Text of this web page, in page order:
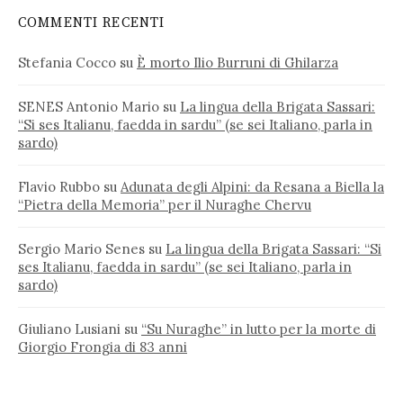
COMMENTI RECENTI
Stefania Cocco su È morto Ilio Burruni di Ghilarza
SENES Antonio Mario su La lingua della Brigata Sassari:
“Si ses Italianu, faedda in sardu” (se sei Italiano, parla in
sardo)
Flavio Rubbo su Adunata degli Alpini: da Resana a Biella la
“Pietra della Memoria” per il Nuraghe Chervu
Sergio Mario Senes su La lingua della Brigata Sassari: “Si
ses Italianu, faedda in sardu” (se sei Italiano, parla in
sardo)
Giuliano Lusiani su “Su Nuraghe” in lutto per la morte di
Giorgio Frongia di 83 anni